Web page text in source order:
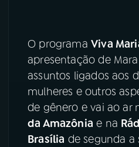
Instagram
TikTok
O programa Viva
apresentação de
assuntos ligados aos
mulheres e outros
de gênero e vai ao ar
da Amazônia e na
Brasília de segunda a